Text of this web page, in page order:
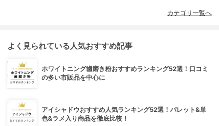
カテゴリ一覧へ
よく見られている人気おすすめ記事
ホワイトニング歯磨き粉おすすめランキング52選！口コミ
の多い市販品を中心に
アイシャドウおすすめ人気ランキング52選！パレット&単
色&ラメ入り商品を徹底比較！